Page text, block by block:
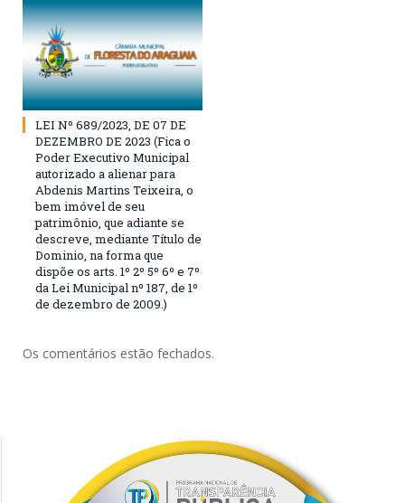
LEI Nº 689/2023, DE 07 DE
DEZEMBRO DE 2023 (Fica o
Poder Executivo Municipal
autorizado a alienar para
Abdenis Martins Teixeira, o
bem imóvel de seu
patrimônio, que adiante se
descreve, mediante Título de
Dominio, na forma que
dispõe os arts. 1º 2º 5º 6º e 7º
da Lei Municipal nº 187, de 1º
de dezembro de 2009.)
Os comentários estão fechados.